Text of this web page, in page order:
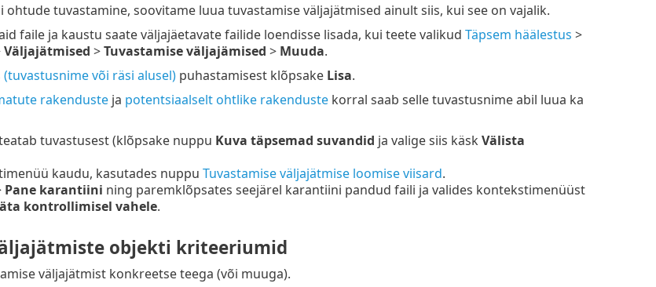
ohtude tuvastamine, soovitame luua tuvastamise väljajätmised ainult siis, kui see on vajalik.
faile ja kaustu saate väljajäetavate failide loendisse lisada, kui teete valikud Täpsem häälestus >
Väljajätmised >Tuvastamise väljajämised > Muuda.
või räsi alusel)puhastamisest klõpsake Lisa.
rakendusteja potentsiaalselt ohtlike rakendustekorral saab selle tuvastusnime abil luua ka
tuvastusest (klõpsake nuppu Kuva täpsemad suvandid ja valige siis käsk Välista
kaudu, kasutades nuppu Tuvastamise väljajätmise loomise viisard.
Pane karantiini ning paremklõpsates seejärel karantiini pandud faili ja valides kontekstimenüüst
kontrollimisel vahele.
objekti kriteeriumid
väljajätmist konkreetse teega (või muuga).